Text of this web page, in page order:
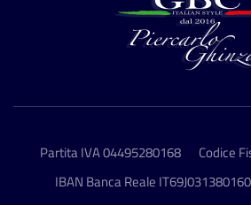
Partita IVA 04495280168
Codice
IBAN Banca Reale